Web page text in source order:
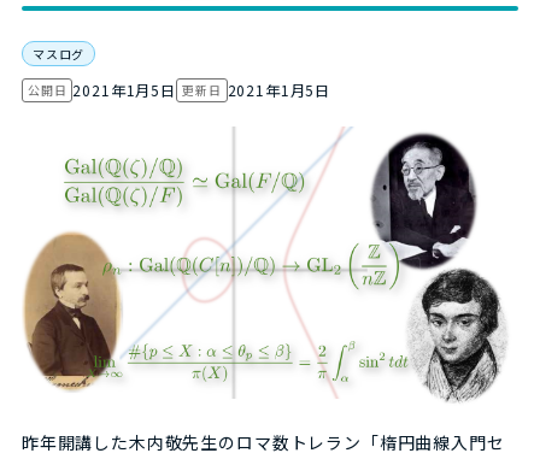
マスログ
公開日 2021年1月5日 更新日 2021年1月5日
昨年開講した木内敬先生のロマ数トレラン「楕円曲線入門セ